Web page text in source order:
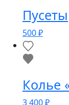
Пусеты
500₽
Колье
3 400₽